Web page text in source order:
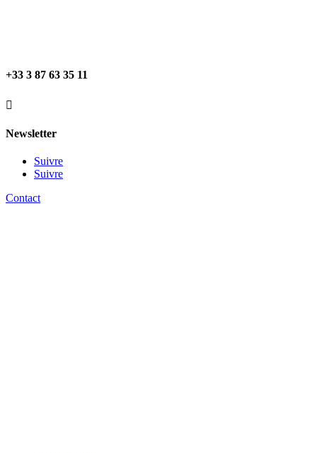
+33 3 87 63 35 11

Newsletter
Suivre
Suivre
Contact